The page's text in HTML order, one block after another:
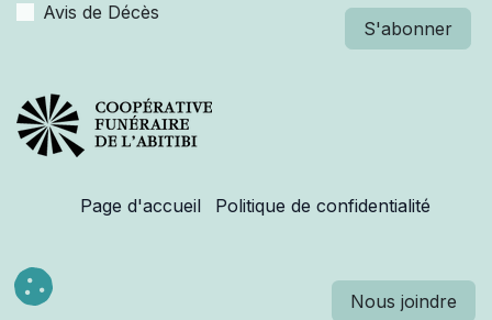
Avis de Décès
S'abonner
Page d'accueil Politique de confidentialité
Nous join​​d​​​​r​​e